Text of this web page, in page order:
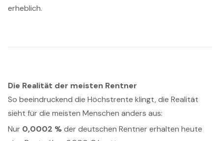
erheblich.
Die Realität der meisten Rentner
So beeindruckend die Höchstrente klingt, die Realität
sieht für die meisten Menschen anders aus:
Nur 0,0002 %der deutschen Rentner erhalten heute